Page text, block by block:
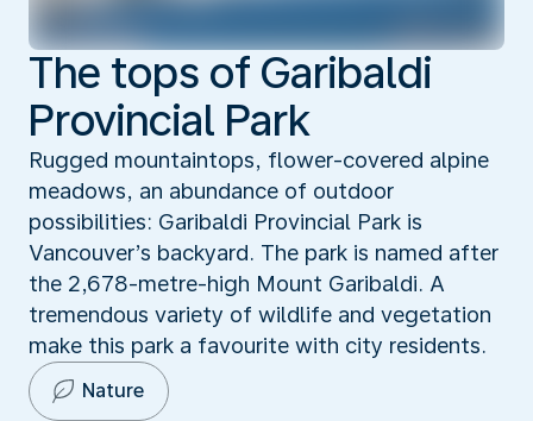
The tops of Garibaldi
Provincial Park
Rugged mountaintops, flower-covered alpine
meadows, an abundance of outdoor
possibilities: Garibaldi Provincial Park is
Vancouver’s backyard. The park is named after
the 2,678-metre-high Mount Garibaldi. A
tremendous variety of wildlife and vegetation
make this park a favourite with city residents.
Nature